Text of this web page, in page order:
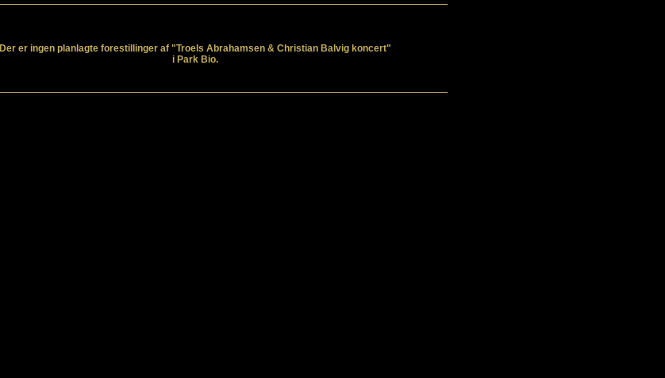
Der er ingen planlagte forestillinger af "Troels Abrahamsen & Christian Balvig koncert"
i Park Bio.